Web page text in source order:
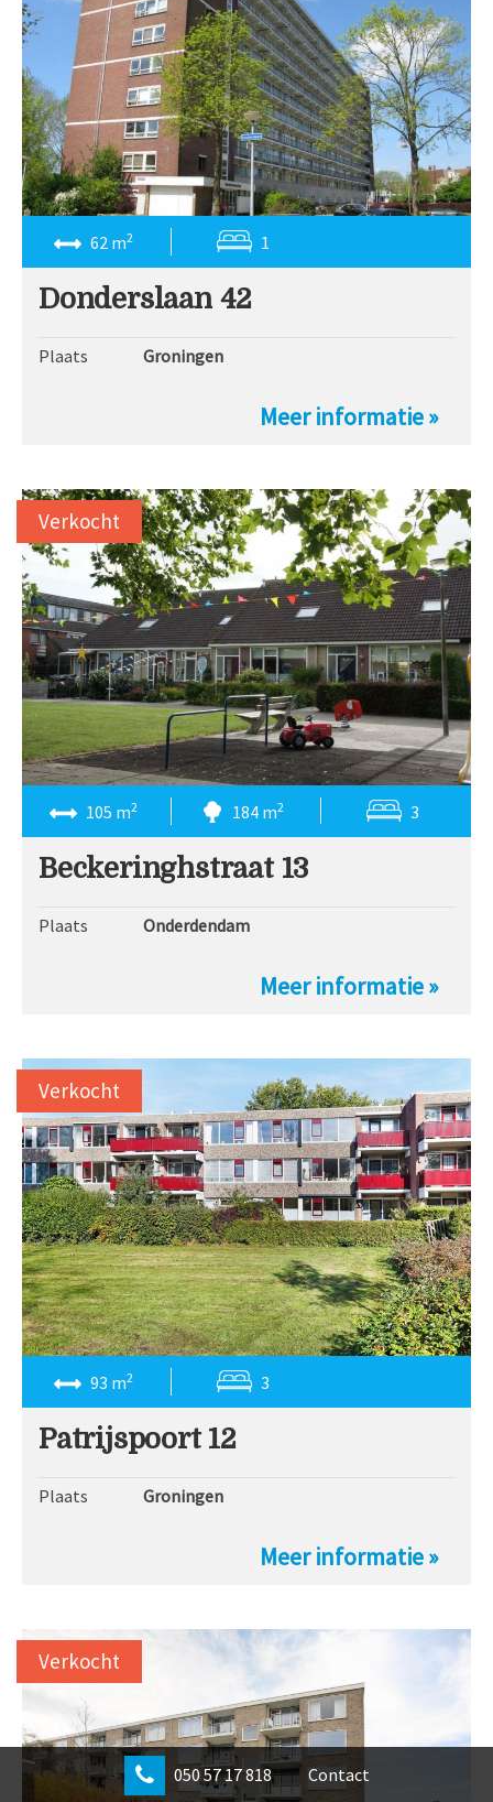
62 m2 1
Donderslaan 42
Plaats Groningen
Meer informatie »
105 m2 184 m2 3
Beckeringhstraat 13
Plaats Onderdendam
Meer informatie »
Verkocht
93 m2 3
Patrijspoort 12
Plaats Groningen
Meer informatie »
Verkocht
Verkocht
050 57 17 818 Contact